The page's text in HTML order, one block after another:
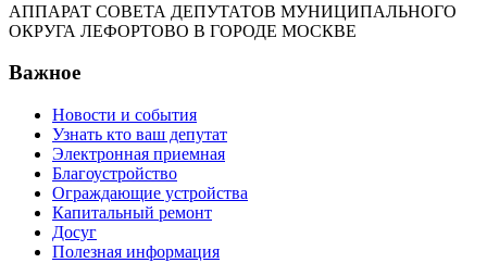
АППАРАТ СОВЕТА ДЕПУТАТОВ МУНИЦИПАЛЬНОГО
ОКРУГА ЛЕФОРТОВО В ГОРОДЕ МОСКВЕ
Важное
Новости и события
Узнать кто ваш депутат
Электронная приемная
Благоустройство
Ограждающие устройства
Капитальный ремонт
Досуг
Полезная информация